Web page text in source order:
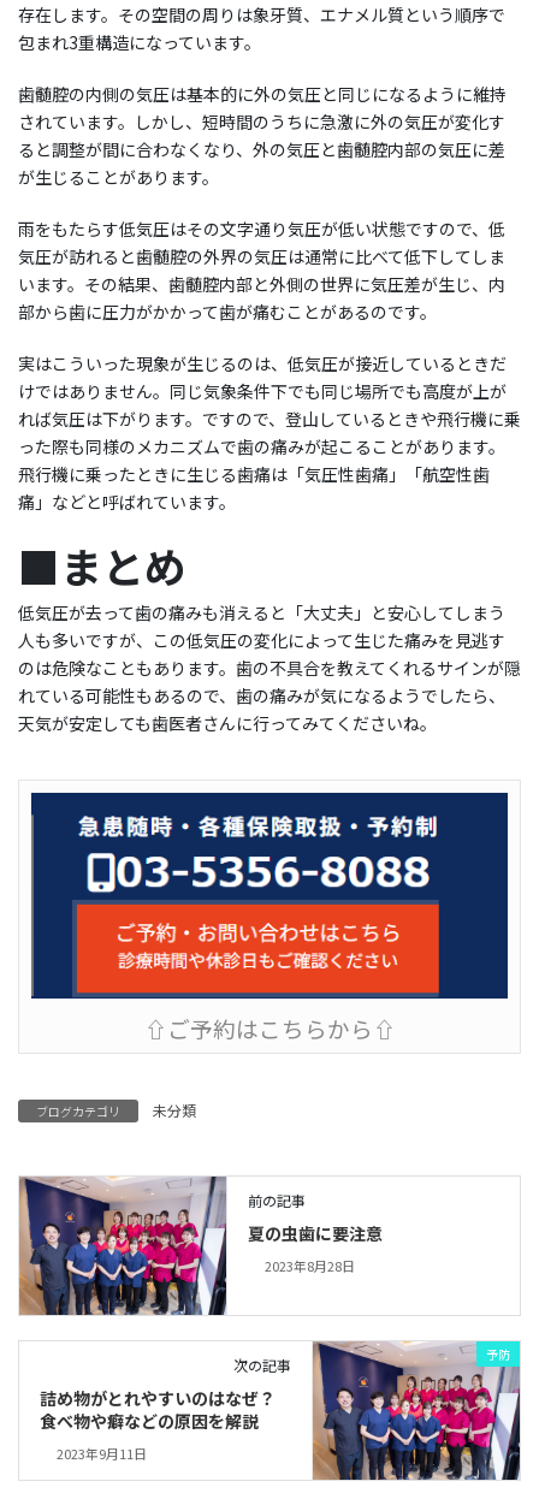
存在します。その空間の周りは象牙質、エナメル質という順序で
包まれ3重構造になっています。
歯髄腔の内側の気圧は基本的に外の気圧と同じになるように維持
されています。しかし、短時間のうちに急激に外の気圧が変化す
ると調整が間に合わなくなり、外の気圧と歯髄腔内部の気圧に差
が生じることがあります。
雨をもたらす低気圧はその文字通り気圧が低い状態ですので、低
気圧が訪れると歯髄腔の外界の気圧は通常に比べて低下してしま
います。その結果、歯髄腔内部と外側の世界に気圧差が生じ、内
部から歯に圧力がかかって歯が痛むことがあるのです。
実はこういった現象が生じるのは、低気圧が接近しているときだ
けではありません。同じ気象条件下でも同じ場所でも高度が上が
れば気圧は下がります。ですので、登山しているときや飛行機に乗
った際も同様のメカニズムで歯の痛みが起こることがあります。
飛行機に乗ったときに生じる歯痛は「気圧性歯痛」「航空性歯
痛」などと呼ばれています。
■まとめ
低気圧が去って歯の痛みも消えると「大丈夫」と安心してしまう
人も多いですが、この低気圧の変化によって生じた痛みを見逃す
のは危険なこともあります。歯の不具合を教えてくれるサインが隠
れている可能性もあるので、歯の痛みが気になるようでしたら、
天気が安定しても歯医者さんに行ってみてくださいね。
⇧ご予約はこちらから⇧
ブログカテゴリ 未分類
前の記事
夏の虫歯に要注意
2023年8月28日
予防
次の記事
詰め物がとれやすいのはなぜ？
食べ物や癖などの原因を解説
2023年9月11日